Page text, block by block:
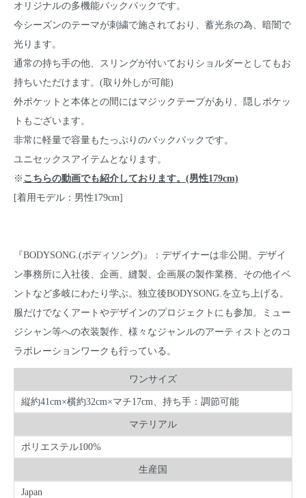
オリジナルの多機能バックパックです。
今シーズンのテーマが刺繍で施されており、蓄光糸の為、暗闇で
光ります。
通常の持ち手の他、スリングが付いておりショルダーとしてもお
持ちいただけます。(取り外しが可能)
外ポケットと本体との間にはマジックテープがあり、隠しポケッ
トもございます。
非常に軽量で容量もたっぷりのバックパックです。
ユニセックスアイテムとなります。
※ こちらの動画でも紹介しております。(男性179cm)
[着用モデル：男性179cm]
『BODYSONG.(ボディソング)』：デザイナーは非公開。デザイ
ン事務所に入社後、企画、縫製、企画展の製作業務、その他イベ
ントなど多岐にわたり学ぶ。独立後BODYSONG.を立ち上げる。
服だけでなくアートやデザインのプロジェクトにも参加。ミュー
ジシャン等への衣装製作、様々なジャンルのアーティストとのコ
ラボレーションワークも行っている。
ワンサイズ
縦約41cm×横約32cm×マチ17cm、持ち手：調節可能
マテリアル
ポリエステル100%
生産国
Japan